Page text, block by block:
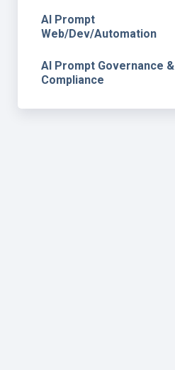
AI Prompt
Web/Dev/Automation
AI Prompt Governance &
Compliance